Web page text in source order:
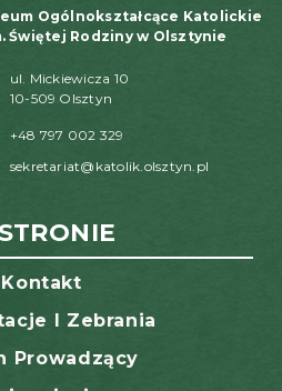
Ogólnokształcące Katolickie
Świętej Rodziny w Olsztynie
ul. Mickiewicza 10
10-509 Olsztyn
+48 797 002 329
sekretariat@katolik.olsztyn.pl
Kontakt
I Zebrania
Prowadzący